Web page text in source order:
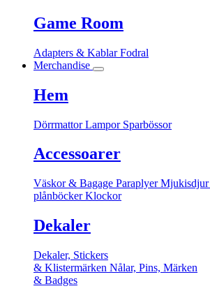
Game Room
Adapters & KablarFodral
Merchandise
Hem
DörrmattorLampor Sparbössor
Accessoarer
Väskor & Bagage ParaplyerMjukisdjur
plånböckerKlockor
Dekaler
Dekaler, Stickers
& Klistermärken Nålar, Pins, Märken
& Badges